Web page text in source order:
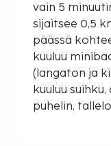
vain 5 minuutin
sijaitsee 0,5
päässä
kuuluu
(langaton ja
kuuluu
puhelin,